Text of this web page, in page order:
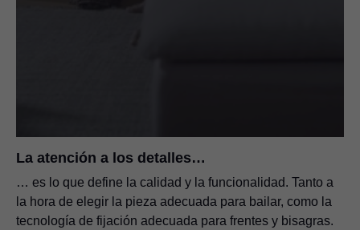
La atención a los detalles…
… es lo que define la calidad y la funcionalidad. Tanto a
la hora de elegir la pieza adecuada para bailar, como la
tecnología de fijación adecuada para frentes y bisagras.